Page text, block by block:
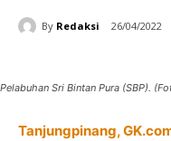
By Redaksi 26/04/2022
Pelabuhan Sri Bintan Pura (SBP).
Tanjungpinang,